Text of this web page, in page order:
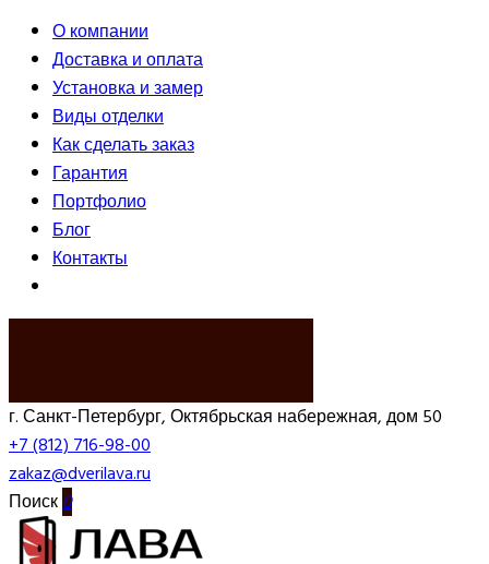
О компании
Доставка и оплата
Установка и замер
Виды отделки
Как сделать заказ
Гарантия
Портфолио
Блог
Контакты
г. Санкт-Петербург, Октябрьская набережная, дом 50
+7 (812) 716-98-00
zakaz@dverilava.ru
Поиск0